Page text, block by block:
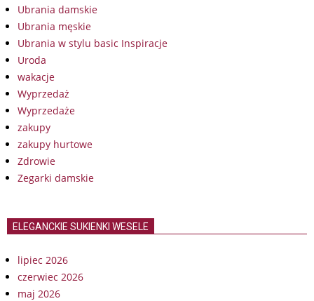
Ubrania damskie
Ubrania męskie
Ubrania w stylu basic Inspiracje
Uroda
wakacje
Wyprzedaż
Wyprzedaże
zakupy
zakupy hurtowe
Zdrowie
Zegarki damskie
ELEGANCKIE SUKIENKI WESELE
lipiec 2026
czerwiec 2026
maj 2026